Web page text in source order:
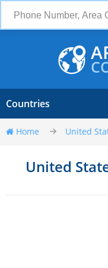
Countries
Home United
United